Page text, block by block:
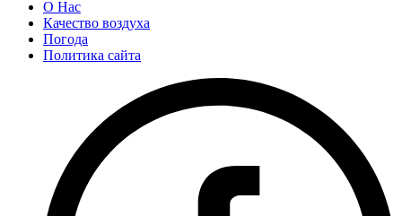
О Нас
Качество воздуха
Погода
Политика сайта